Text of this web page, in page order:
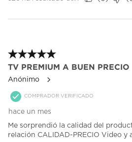
5 de 5 estrellas.
TV PREMIUM A BUEN PRECIO
Anónimo
COMPRADOR VERIFICADO
hace un mes
Me sorprendió la calidad del
relación CALIDAD-PRECIO Video y